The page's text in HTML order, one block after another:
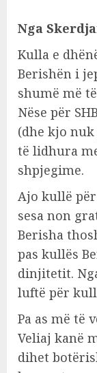
Nga
Kulla e
Berishën i
shumë më
Nëse për
(dhe kjo
të lidhura
shpjegime.
Ajo kullë
sesa non
Berisha
pas kullës
dinjitetit.
luftë për
Pa as më të
Veliaj kanë
dihet